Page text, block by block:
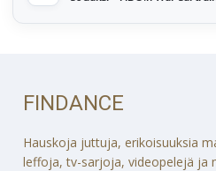
FINDANCE
Hauskoja juttuja, erikoisuuksia
leffoja, tv-sarjoja, videopelejä ja